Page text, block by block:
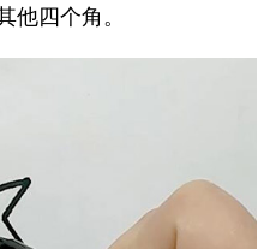
四个角。